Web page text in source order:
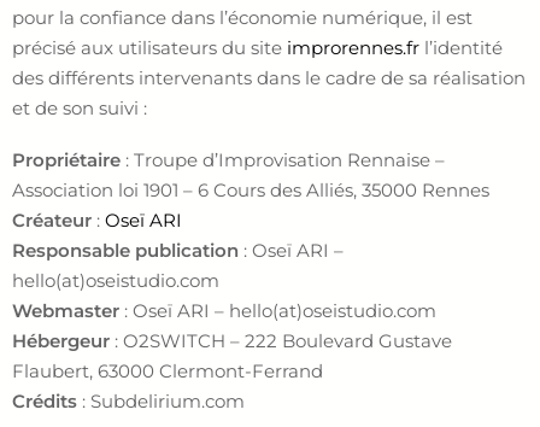
pour la confiance dans l’économie numérique, il est
précisé aux utilisateurs du site improrennes.fr l’identité
des différents intervenants dans le cadre de sa réalisation
et de son suivi :
Propriétaire : Troupe d’Improvisation Rennaise –
Association loi 1901 – 6 Cours des Alliés, 35000 Rennes
Créateur : Oseï ARI
Responsable publication : Oseï ARI –
hello(at)oseistudio.com
Webmaster : Oseï ARI – hello(at)oseistudio.com
Hébergeur : O2SWITCH – 222 Boulevard Gustave
Flaubert, 63000 Clermont-Ferrand
Crédits : Subdelirium.com